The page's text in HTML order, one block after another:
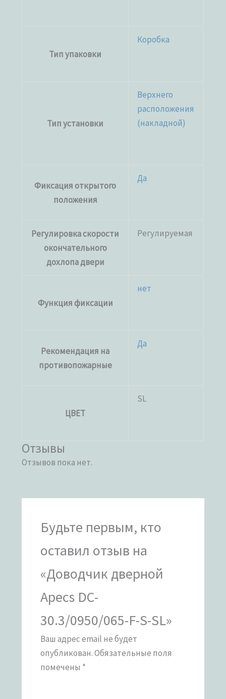
Тип упаковки
Коробка
Тип установки
Верхнего
расположения
(накладной)
Фиксация открытого
положения
Да
Регулировка скорости
окончательного
дохлопа двери
Регулируемая
Функция фиксации
нет
Рекомендация на
противопожарные
Да
ЦВЕТ
SL
Отзывы
Отзывов пока нет.
Будьте первым, кто
оставил отзыв на
«Доводчик дверной
Apecs DC-
30.3/0950/065-F-S-SL»
Ваш адрес email не будет
опубликован.Обязательные поля
помечены *